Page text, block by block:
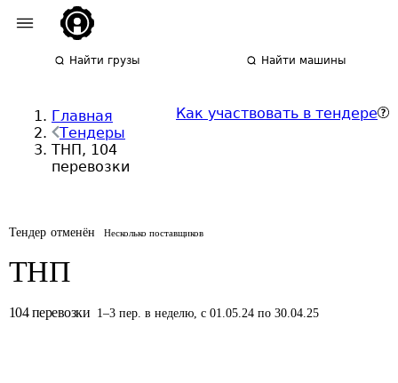
Найти грузы Найти машины
Главная
Тендеры
ТНП, 104
перевозки
Как участвовать в тендере
Тендер отменён Несколько поставщиков
ТНП
104 перевозки 1–3 пер. в неделю,с 01.05.24 по 30.04.25